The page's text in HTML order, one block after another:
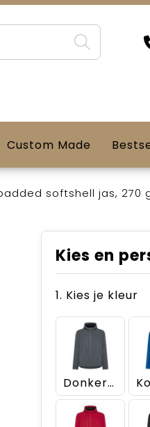
Custom Made
softshell jas, 270
Kies en
1. Kies je kleur
Donkergrijs